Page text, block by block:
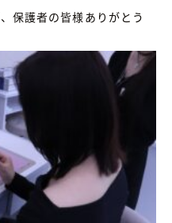
保護者の皆様ありがとう